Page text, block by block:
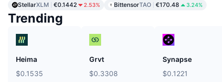
StellarXLM €0.1442 2.53% BittensorTAO €170.48 3.24%
Trending
Heima
$0.1535
Grvt
$0.3308
Synapse
$0.1221